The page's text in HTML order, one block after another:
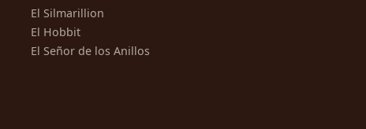
El Silmarillion
El Hobbit
El Señor de los Anillos